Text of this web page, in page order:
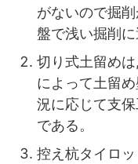
がないので掘
盤で浅い掘削に
切り式土留め
によって土留
況に応じて支
である。
控え杭タイロ